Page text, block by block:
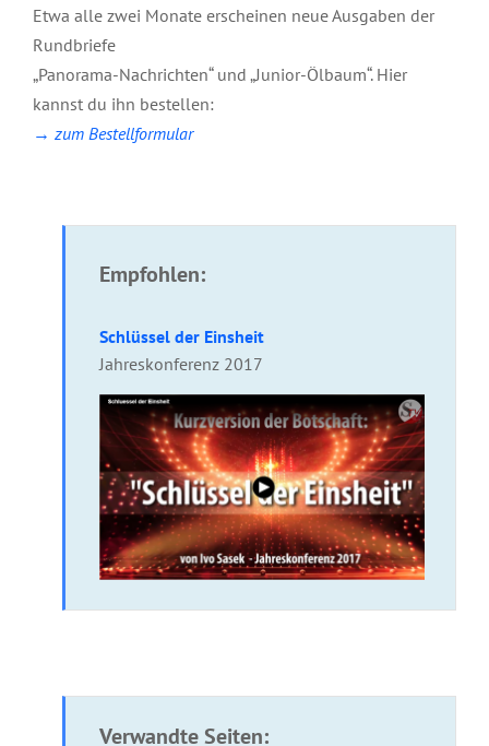
Etwa alle zwei Monate erscheinen neue Ausgaben der
Rundbriefe
„Panorama-Nachrichten“ und „Junior-Ölbaum“. Hier
kannst du ihn bestellen:
→ zum Bestellformular
Empfohlen:
Schlüssel der Einsheit
Jahreskonferenz 2017
Verwandte Seiten: